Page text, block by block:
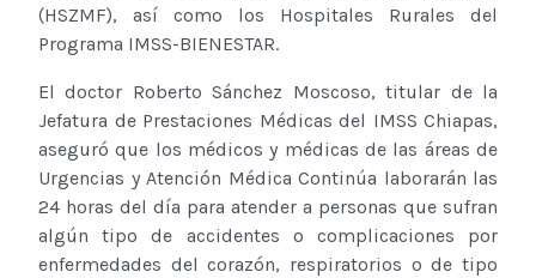
(HSZMF), así como los Hospitales Rurales del
Programa IMSS-BIENESTAR.
El doctor Roberto Sánchez Moscoso, titular de la
Jefatura de Prestaciones Médicas del IMSS Chiapas,
aseguró que los médicos y médicas de las áreas de
Urgencias y Atención Médica Continúa laborarán las
24 horas del día para atender a personas que sufran
algún tipo de accidentes o complicaciones por
enfermedades del corazón, respiratorios o de tipo